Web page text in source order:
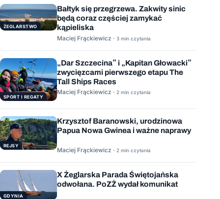
ŻEGLARSTWO
Bałtyk się przegrzewa. Zakwity sinic
będą coraz częściej zamykać
kąpieliska
Maciej Frąckiewicz · 3 min czytania
SPORT I REGATY
„Dar Szczecina” i „Kapitan Głowacki”
zwycięzcami pierwszego etapu The
Tall Ships Races
Maciej Frąckiewicz · 2 min czytania
REJSY
Krzysztof Baranowski, urodzinowa
Papua Nowa Gwinea i ważne naprawy
Maciej Frąckiewicz · 2 min czytania
GDYNIA
X Żeglarska Parada Świętojańska
odwołana. PoZŻ wydał komunikat